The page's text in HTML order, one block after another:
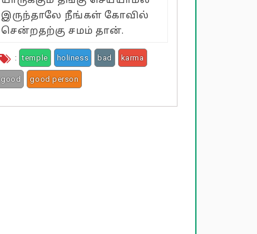
இருந்தாலே நீங்கள் கோவில்
சென்றதற்கு சமம் தான்.
: temple holiness bad karma
good good person